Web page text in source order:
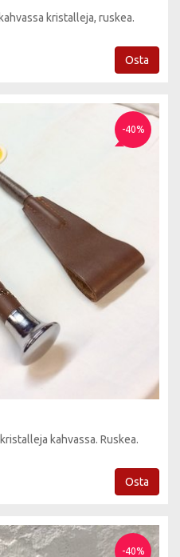
kristalleja, ruskea.
Osta
-40%
kahvassa. Ruskea.
Osta
-40%